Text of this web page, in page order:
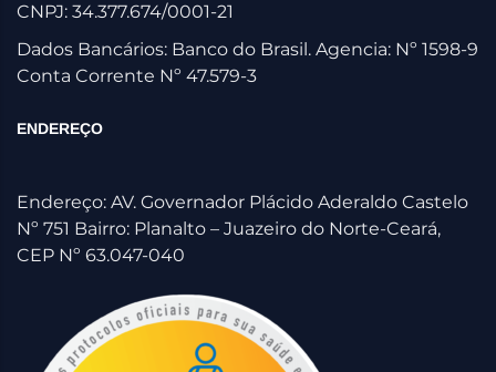
CNPJ: 34.377.674/0001-21
Dados Bancários: Banco do Brasil. Agencia: Nº 1598-9
Conta Corrente Nº 47.579-3
ENDEREÇO
Endereço: AV. Governador Plácido Aderaldo Castelo
Nº 751 Bairro: Planalto – Juazeiro do Norte-Ceará,
CEP Nº 63.047-040